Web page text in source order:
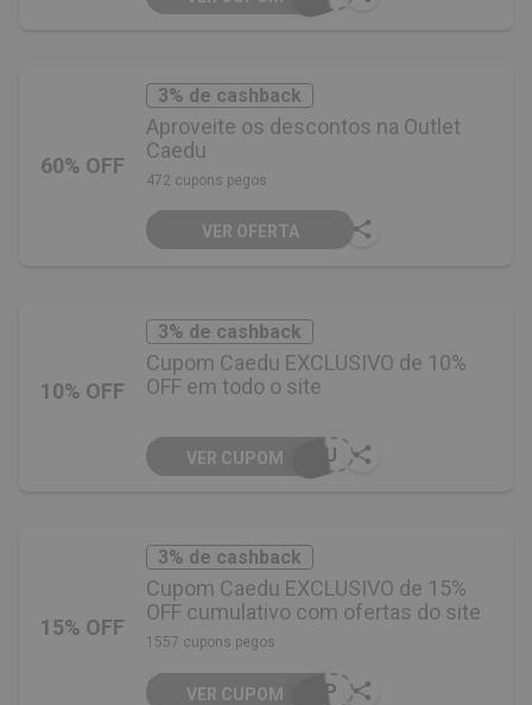
60% OFF
3% de cashback
Aproveite os descontos na Outlet
Caedu
472 cupons pegos
VER OFERTA
10% OFF
3% de cashback
Cupom Caedu EXCLUSIVO de 10%
OFF em todo o site
EDU
VER CUPOM
15% OFF
3% de cashback
Cupom Caedu EXCLUSIVO de 15%
OFF cumulativo com ofertas do site
1557 cupons pegos
APP
VER CUPOM